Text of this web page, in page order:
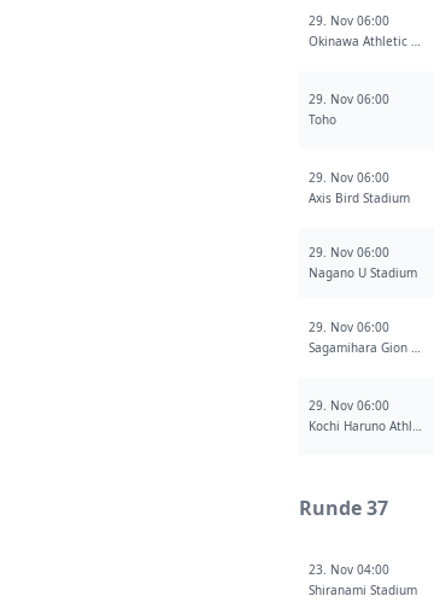
29. Nov 06:00
Okinawa Athletic Park Stadium
29. Nov 06:00
Toho
29. Nov 06:00
Axis Bird Stadium
29. Nov 06:00
Nagano U Stadium
29. Nov 06:00
Sagamihara Gion Stadium
29. Nov 06:00
Kochi Haruno Athletic Stadium
Runde 37
23. Nov 04:00
Shiranami Stadium